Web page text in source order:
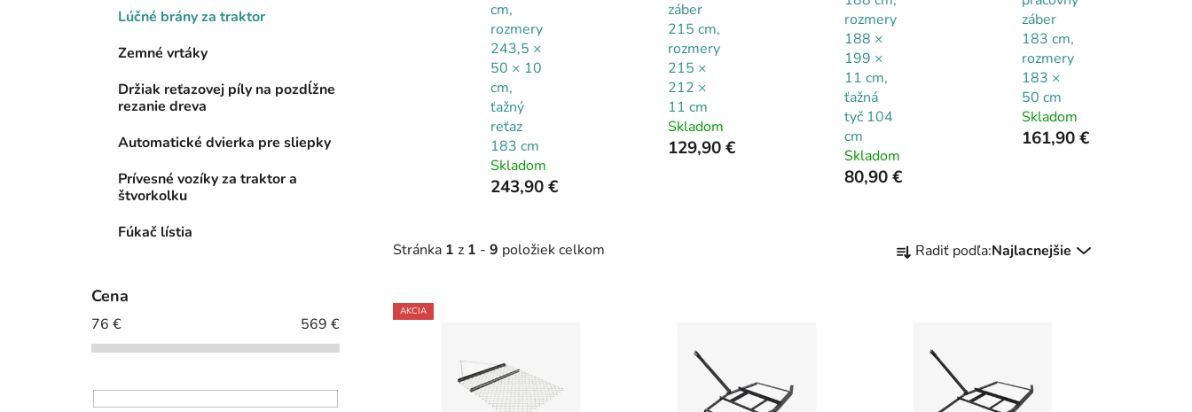
Lúčné brány za traktor
Zemné vrtáky
Držiak reťazovej píly na pozdĺžne
rezanie dreva
Automatické dvierka pre sliepky
Prívesné vozíky za traktor a
štvorkolku
Fúkač lístia
Cena
76 € 569 €
cm,
rozmery
243,5 ×
50 × 10
cm,
ťažný
reťaz
183 cm
Skladom
243,90 €
záber
215 cm,
rozmery
215 ×
212 ×
11 cm
Skladom
129,90 €
rozmery
188 ×
199 ×
11 cm,
ťažná
tyč 104
cm
Skladom
80,90 €
záber
183 cm,
rozmery
183 ×
50 cm
Skladom
161,90 €
Stránka 1 z 1 - 9 položiek celkom
a Radiť podľa:Najlacnejšie
V
ý
AKCIA